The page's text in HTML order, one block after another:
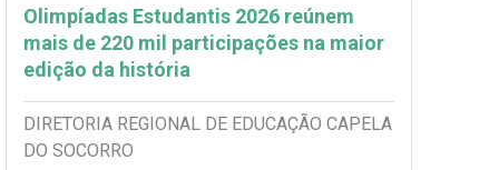
Olimpíadas Estudantis 2026 reúnem
mais de 220 mil participações na maior
edição da história
DIRETORIA REGIONAL DE EDUCAÇÃO CAPELA
DO SOCORRO